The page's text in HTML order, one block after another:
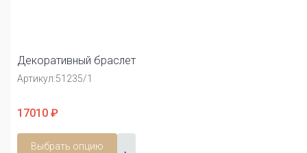
Декоративный браслет
Артикул:51235/1
17010 ₽
Выбрать опцию